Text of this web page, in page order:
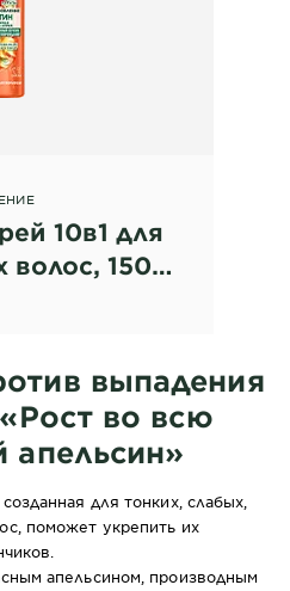
10в1 для
150
выпадения
во всю
апельсин»
для тонких, слабых,
поможет укрепить их
апельсином, производным